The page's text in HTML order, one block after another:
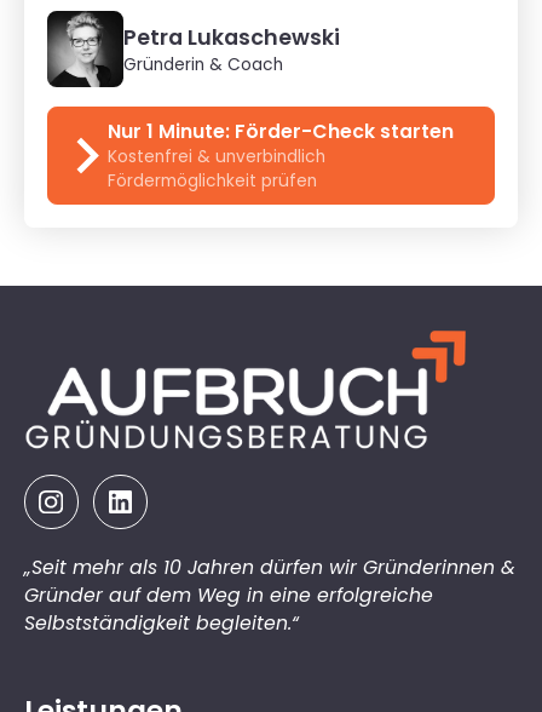
Petra Lukaschewski
Gründerin & Coach
Nur 1 Minute: Förder-Check starten
Kostenfrei & unverbindlich
Fördermöglichkeit prüfen
„Seit mehr als 10 Jahren dürfen wir Gründerinnen &
Gründer auf dem Weg in eine erfolgreiche
Selbstständigkeit begleiten.“